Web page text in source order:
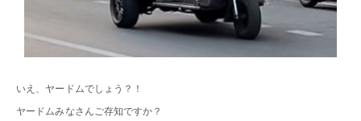
いえ、ヤードムでしょう？！
ヤードムみなさんご存知ですか？